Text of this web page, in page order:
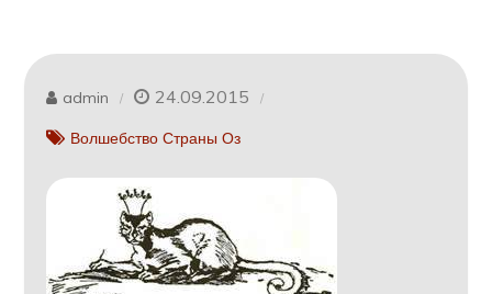
admin 24.09.2015
Волшебство Страны Оз